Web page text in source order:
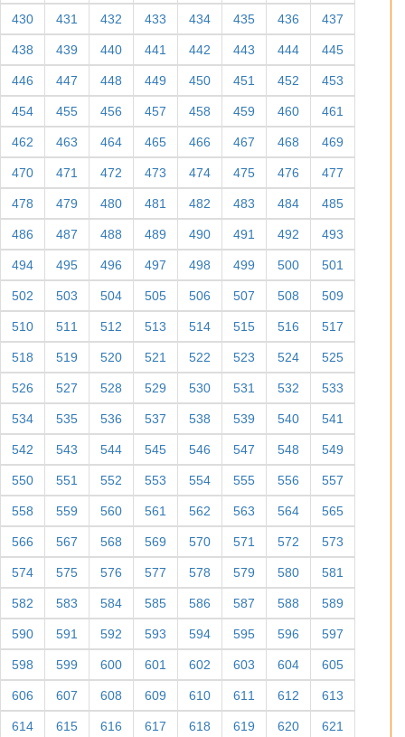
430 431 432 433 434 435 436 437
438 439 440 441 442 443 444 445
446 447 448 449 450 451 452 453
454 455 456 457 458 459 460 461
462 463 464 465 466 467 468 469
470 471 472 473 474 475 476 477
478 479 480 481 482 483 484 485
486 487 488 489 490 491 492 493
494 495 496 497 498 499 500 501
502 503 504 505 506 507 508 509
510 511 512 513 514 515 516 517
518 519 520 521 522 523 524 525
526 527 528 529 530 531 532 533
534 535 536 537 538 539 540 541
542 543 544 545 546 547 548 549
550 551 552 553 554 555 556 557
558 559 560 561 562 563 564 565
566 567 568 569 570 571 572 573
574 575 576 577 578 579 580 581
582 583 584 585 586 587 588 589
590 591 592 593 594 595 596 597
598 599 600 601 602 603 604 605
606 607 608 609 610 611 612 613
614 615 616 617 618 619 620 621